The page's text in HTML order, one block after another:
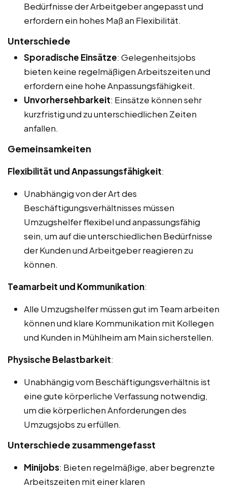
Bedürfnisse der Arbeitgeber angepasst und
erfordern ein hohes Maß an Flexibilität.
Unterschiede
Sporadische Einsätze: Gelegenheitsjobs
bieten keine regelmäßigen Arbeitszeiten und
erfordern eine hohe Anpassungsfähigkeit.
Unvorhersehbarkeit: Einsätze können sehr
kurzfristig und zu unterschiedlichen Zeiten
anfallen.
Gemeinsamkeiten
Flexibilität und Anpassungsfähigkeit:
Unabhängig von der Art des
Beschäftigungsverhältnisses müssen
Umzugshelfer flexibel und anpassungsfähig
sein, um auf die unterschiedlichen Bedürfnisse
der Kunden und Arbeitgeber reagieren zu
können.
Teamarbeit und Kommunikation:
Alle Umzugshelfer müssen gut im Team arbeiten
können und klare Kommunikation mit Kollegen
und Kunden in Mühlheim am Main sicherstellen.
Physische Belastbarkeit:
Unabhängig vom Beschäftigungsverhältnis ist
eine gute körperliche Verfassung notwendig,
um die körperlichen Anforderungen des
Umzugsjobs zu erfüllen.
Unterschiede zusammengefasst
Minijobs: Bieten regelmäßige, aber begrenzte
Arbeitszeiten mit einer klaren